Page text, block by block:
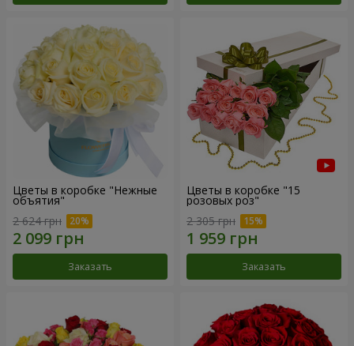
Цветы в коробке "Нежные
объятия"
2 624 грн
Заказать
Цветы в коробке "15
розовых роз"
2 305 грн
Заказать